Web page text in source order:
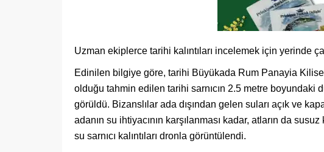
Uzman ekiplerce tarihi kalıntıları incelemek için yerinde
Edinilen bilgiye göre, tarihi Büyükada Rum Panayia
olduğu tahmin edilen tarihi sarnıcın 2.5 metre boyundaki
görüldü. Bizanslılar ada dışından gelen suları açık ve
adanın su ihtiyacının karşılanması kadar, atların da
su sarnıcı kalıntıları dronla görüntülendi.